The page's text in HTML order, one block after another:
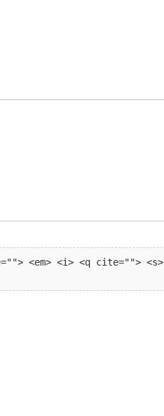
<em> <i> <q cite=""> <s>